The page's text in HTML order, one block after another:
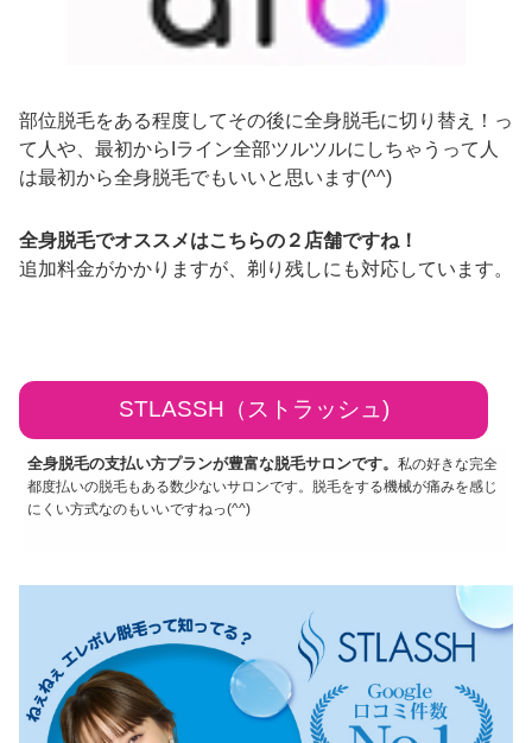
部位脱毛をある程度してその後に全身脱毛に切り替え！っ
て人や、最初からIライン全部ツルツルにしちゃうって人
は最初から全身脱毛でもいいと思います(^^)
全身脱毛でオススメはこちらの２店舗ですね！
追加料金がかかりますが、剃り残しにも対応しています。
STLASSH（ストラッシュ)
全身脱毛の支払い方プランが豊富な脱毛サロンです。私の好きな完全
都度払いの脱毛もある数少ないサロンです。脱毛をする機械が痛みを感じ
にくい方式なのもいいですねっ(^^)